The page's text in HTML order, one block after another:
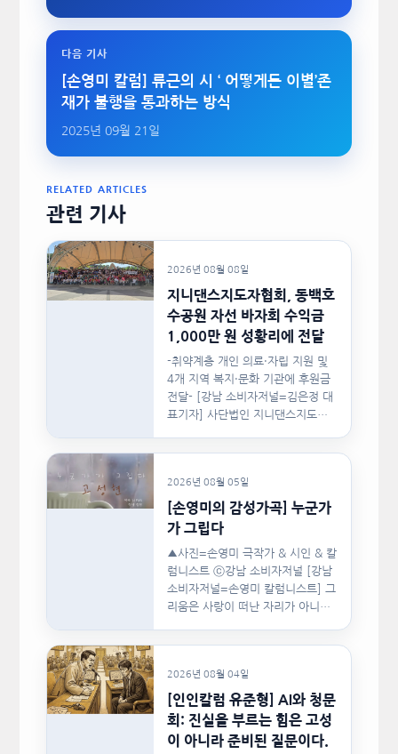
다음 기사
[손영미 칼럼] 류근의 시 ‘ 어떻게든 이별’존
재가 불행을 통과하는 방식
2025년 09월 21일
RELATED ARTICLES
관련 기사
2026년 08월 08일
지니댄스지도자협회, 동백호
수공원 자선 바자회 수익금
1,000만 원 성황리에 전달
-취약계층 개인 의료·자립 지원 및
4개 지역 복지·문화 기관에 후원금
전달- [강남 소비자저널=김은정 대
표기자] 사단법인 지니댄스지도자
2026년 08월 05일
[손영미의 감성가곡] 누군가
가 그립다
▲사진=손영미 극작가 & 시인 & 칼
럼니스트 ⓒ강남 소비자저널 [강남
소비자저널=손영미 칼럼니스트] 그
리움은 사랑이 떠난 자리가 아니라,
2026년 08월 04일
[인인칼럼 유준형] AI와 청문
회: 진실을 부르는 힘은 고성
이 아니라 준비된 질문이다.